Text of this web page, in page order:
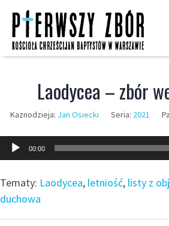
content
Laodycea – zbór
Kaznodzieja: Jan Osiecki Seria: 2021
plików
00:00
Tematy: Laodycea, letniość, listy z
duchowa